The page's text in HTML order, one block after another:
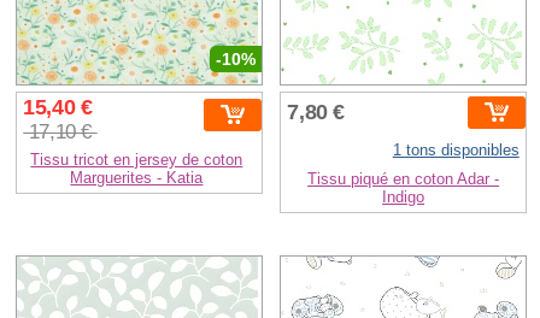
-10%
15,40 €
17,10 €
Tissu tricot en jersey de coton
Marguerites - Katia
7,80 €
1 tons disponibles
Tissu piqué en coton Adar -
Indigo